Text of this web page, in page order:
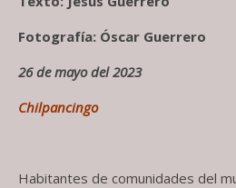
Fotografía: Óscar Guerrero
26 de mayo del 2023
Chilpancingo
Habitantes de comunidades del